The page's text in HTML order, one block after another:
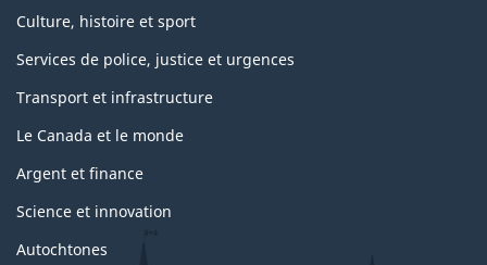
Culture, histoire et sport
Services de police, justice et urgences
Transport et infrastructure
Le Canada et le monde
Argent et finance
Science et innovation
Autochtones